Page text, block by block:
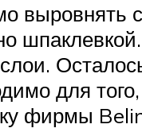
выровнять
для
фирмы